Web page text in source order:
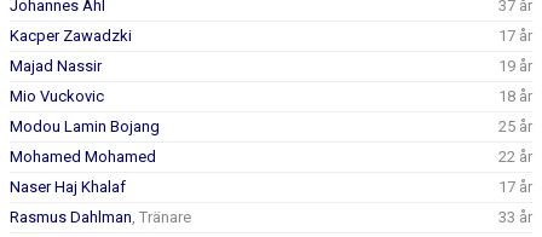
Johannes Ahl
37 år
Kacper Zawadzki
17 år
Majad Nassir
19 år
Mio Vuckovic
18 år
Modou Lamin Bojang
25 år
Mohamed Mohamed
22 år
Naser Haj Khalaf
17 år
Rasmus Dahlman, Tränare
33 år